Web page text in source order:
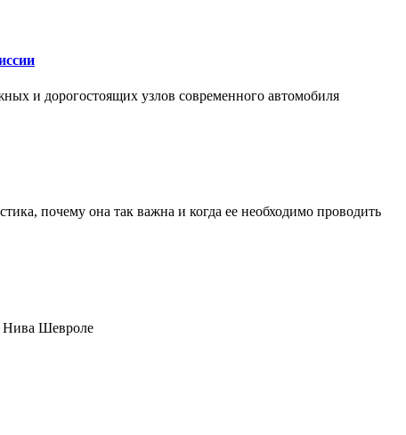
и дорогостоящих узлов современного автомобиля
почему она так важна и когда ее необходимо проводить
Нива Шевроле